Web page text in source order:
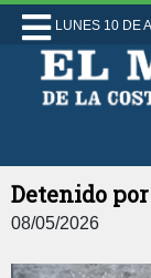
LUNES 10 DE
Detenido
08/05/2026